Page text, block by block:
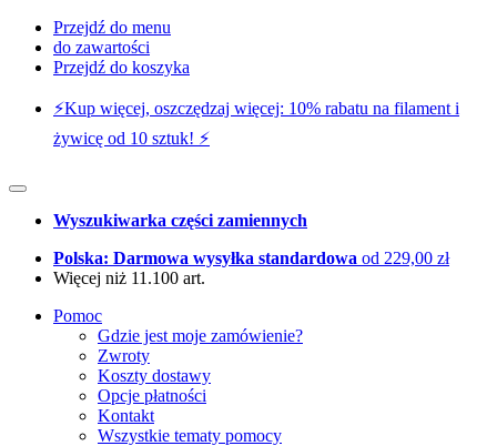
Przejdź do menu
do zawartości
Przejdź do koszyka
⚡️Kup więcej, oszczędzaj więcej: 10% rabatu na filament i
żywicę od 10 sztuk! ⚡️
Wyszukiwarka części zamiennych
Polska: Darmowa wysyłka standardowa od 229,00 zł
Więcej niż 11.100 art.
Pomoc
Gdzie jest moje zamówienie?
Zwroty
Koszty dostawy
Opcje płatności
Kontakt
Wszystkie tematy pomocy